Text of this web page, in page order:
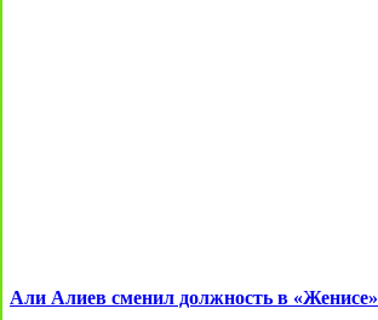
Али Алиев сменил должность в «Женисе»